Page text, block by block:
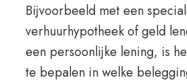
Bijvoorbeeld met een
verhuurhypotheek of geld
een persoonlijke lening, is
te bepalen in welke